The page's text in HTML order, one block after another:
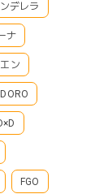
デレラ
ナ
ン
DORO
FGO